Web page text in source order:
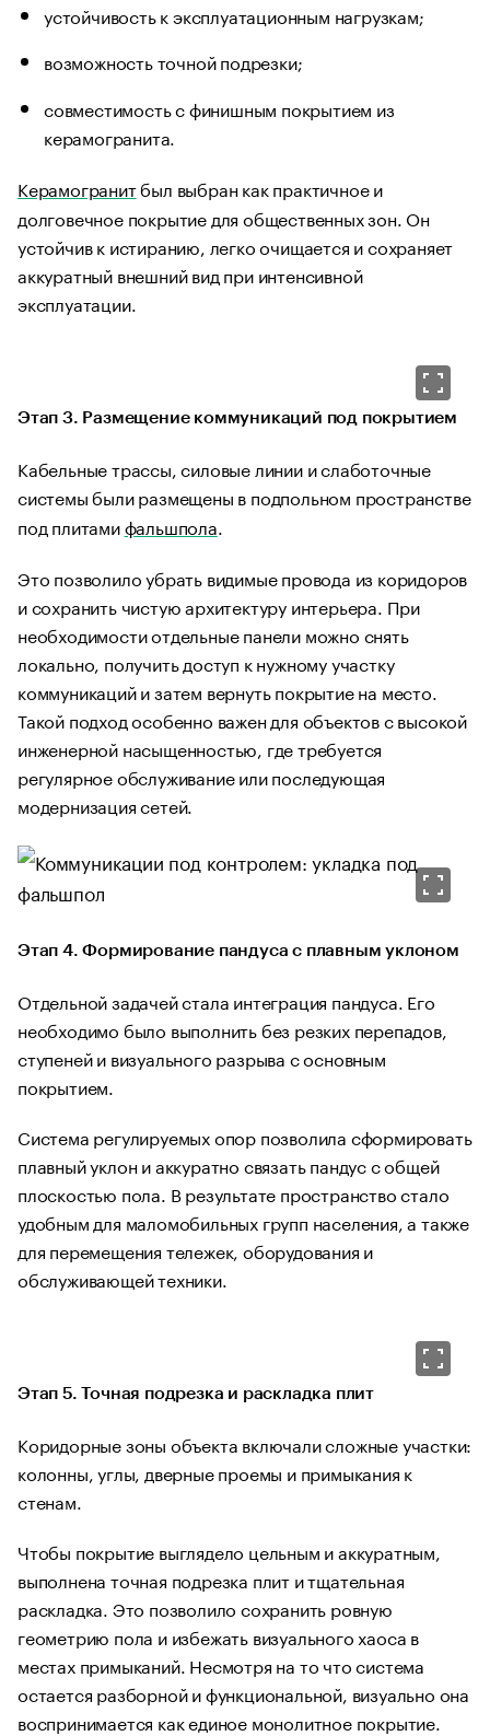
устойчивость к эксплуатационным нагрузкам;
возможность точной подрезки;
совместимость с финишным покрытием из
керамогранита.
Керамогранитбыл выбран как практичное и
долговечное покрытие для общественных зон. Он
устойчив к истиранию, легко очищается и сохраняет
аккуратный внешний вид при интенсивной
эксплуатации.
Этап 3. Размещение коммуникаций под покрытием
Кабельные трассы, силовые линии и слаботочные
системы были размещены в подпольном пространстве
под плитамифальшпола
Это позволило убрать видимые провода из коридоров
и сохранить чистую архитектуру интерьера. При
необходимости отдельные панели можно снять
локально, получить доступ к нужному участку
коммуникаций и затем вернуть покрытие на место.
Такой подход особенно важен для объектов с высокой
инженерной насыщенностью, где требуется
регулярное обслуживание или последующая
модернизация сетей.
Этап 4. Формирование пандуса с плавным уклоном
Отдельной задачей стала интеграция пандуса. Его
необходимо было выполнить без резких перепадов,
ступеней и визуального разрыва с основным
покрытием.
Система регулируемых опор позволила сформировать
плавный уклон и аккуратно связать пандус с общей
плоскостью пола. В результате пространство стало
удобным для маломобильных групп населения, а также
для перемещения тележек, оборудования и
обслуживающей техники.
Этап 5. Точная подрезка и раскладка плит
Коридорные зоны объекта включали сложные участки:
колонны, углы, дверные проемы и примыкания к
стенам.
Чтобы покрытие выглядело цельным и аккуратным,
выполнена точная подрезка плит и тщательная
раскладка. Это позволило сохранить ровную
геометрию пола и избежать визуального хаоса в
местах примыканий. Несмотря на то что система
остается разборной и функциональной, визуально она
воспринимается как единое монолитное покрытие.